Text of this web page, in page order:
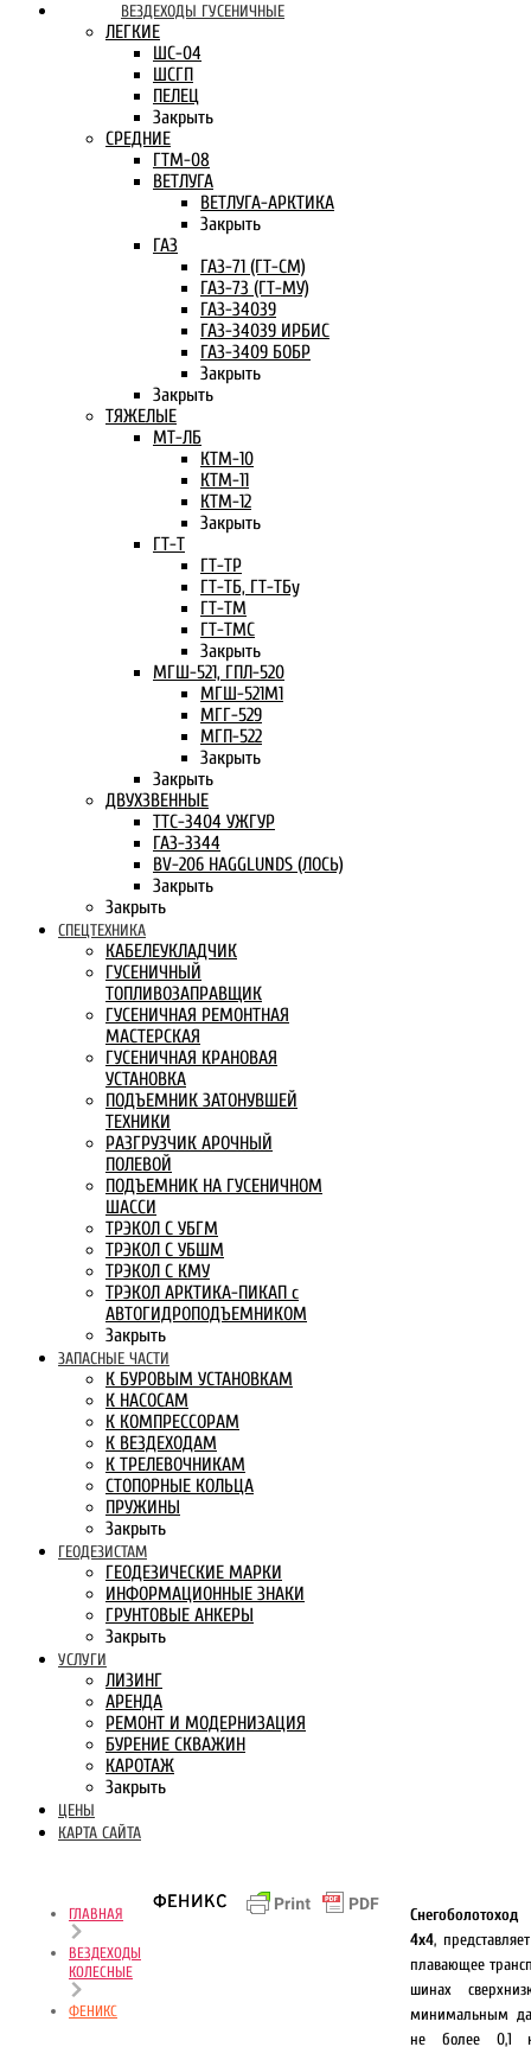
ВЕЗДЕХОДЫ ГУСЕНИЧНЫЕ
ЛЕГКИЕ
ШС-04
ШСГП
ПЕЛЕЦ
Закрыть
СРЕДНИЕ
ГТМ-08
ВЕТЛУГА
ВЕТЛУГА-АРКТИКА
Закрыть
ГАЗ
ГАЗ-71 (ГТ-СМ)
ГАЗ-73 (ГТ-МУ)
ГАЗ-34039
ГАЗ-34039 ИРБИС
ГАЗ-3409 БОБР
Закрыть
Закрыть
ТЯЖЕЛЫЕ
МТ-ЛБ
КТМ-10
КТМ-11
КТМ-12
Закрыть
ГТ-Т
ГТ-ТР
ГТ-ТБ, ГТ-ТБу
ГТ-ТМ
ГТ-ТМС
Закрыть
МГШ-521, ГПЛ-520
МГШ-521М1
МГГ-529
МГП-522
Закрыть
Закрыть
ДВУХЗВЕННЫЕ
ТТС-3404 УЖГУР
ГАЗ-3344
BV-206 HAGGLUNDS (ЛОСЬ)
Закрыть
Закрыть
СПЕЦТЕХНИКА
КАБЕЛЕУКЛАДЧИК
ГУСЕНИЧНЫЙ
ТОПЛИВОЗАПРАВЩИК
ГУСЕНИЧНАЯ РЕМОНТНАЯ
МАСТЕРСКАЯ
ГУСЕНИЧНАЯ КРАНОВАЯ
УСТАНОВКА
ПОДЪЕМНИК ЗАТОНУВШЕЙ
ТЕХНИКИ
РАЗГРУЗЧИК АРОЧНЫЙ
ПОЛЕВОЙ
ПОДЪЕМНИК НА ГУСЕНИЧНОМ
ШАССИ
ТРЭКОЛ С УБГМ
ТРЭКОЛ С УБШМ
ТРЭКОЛ С КМУ
ТРЭКОЛ АРКТИКА-ПИКАП с
АВТОГИДРОПОДЪЕМНИКОМ
Закрыть
ЗАПАСНЫЕ ЧАСТИ
К БУРОВЫМ УСТАНОВКАМ
К НАСОСАМ
К КОМПРЕССОРАМ
К ВЕЗДЕХОДАМ
К ТРЕЛЕВОЧНИКАМ
СТОПОРНЫЕ КОЛЬЦА
ПРУЖИНЫ
Закрыть
ГЕОДЕЗИСТАМ
ГЕОДЕЗИЧЕСКИЕ МАРКИ
ИНФОРМАЦИОННЫЕ ЗНАКИ
ГРУНТОВЫЕ АНКЕРЫ
Закрыть
УСЛУГИ
ЛИЗИНГ
АРЕНДА
РЕМОНТ И МОДЕРНИЗАЦИЯ
БУРЕНИЕ СКВАЖИН
КАРОТАЖ
Закрыть
ЦЕНЫ
КАРТА САЙТА
ГЛАВНАЯ
ВЕЗДЕХОДЫ
КОЛЕСНЫЕ
ФЕНИКС
ФЕНИКС
4х4,
плавающее
шинах
минимальным
не более 0,1